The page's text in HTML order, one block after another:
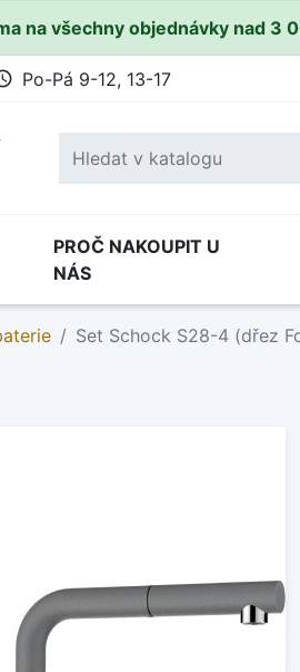
na všechny objednávky nad 3
Po-Pá 9-12, 13-17
PROČ NAKOUPIT U
NÁS
Set Schock S28-4 (dřez